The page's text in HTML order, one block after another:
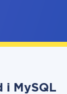
i MySQL